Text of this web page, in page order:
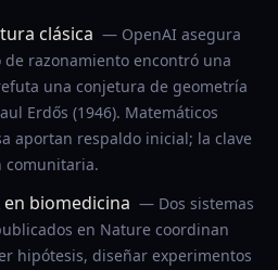
clásica — OpenAI asegura
razonamiento encontró una
una conjetura de geometría
Erdős (1946). Matemáticos
aportan respaldo inicial; la clave
comunitaria.
biomedicina — Dos sistemas
en Nature coordinan
hipótesis, diseñar experimentos